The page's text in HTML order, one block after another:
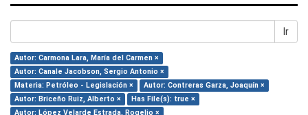
Ir
Autor: Carmona Lara, María del Carmen ×
Autor: Canale Jacobson, Sergio Antonio ×
Materia: Petróleo - Legislación ×
Autor: Contreras Garza, Joaquín ×
Autor: Briceño Ruiz, Alberto ×
Has File(s): true ×
Autor: López Velarde Estrada, Rogelio ×